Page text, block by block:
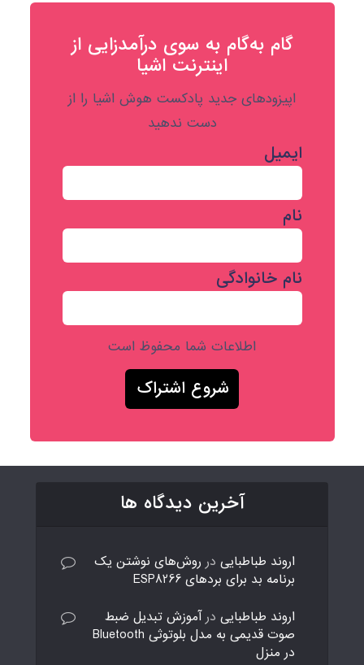
گام به‌گام به‌ سوی درآمدزایی از
اینترنت اشیا
اپیزودهای جدید پادکست هوش اشیا را از
دست ندهید
ایمیل
نام
نام خانوادگی
اطلاعات شما محفوظ است
آخرین دیدگاه ها
اروند طباطبایی در روش‌های نوشتن یک
برنامه بد برای بردهای ESP8266
اروند طباطبایی در آموزش تبدیل ضبط
صوت قدیمی به مدل بلوتوثی Bluetooth
در منزل